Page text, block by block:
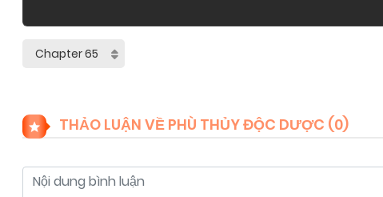
THẢO LUẬN VỀ PHÙ THỦY ĐỘC DƯỢC (0)